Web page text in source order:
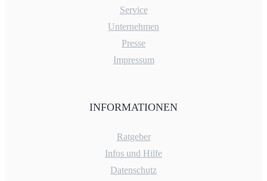
Service
Unternehmen
Presse
Impressum
INFORMATIONEN
Ratgeber
Infos und Hilfe
Datenschutz